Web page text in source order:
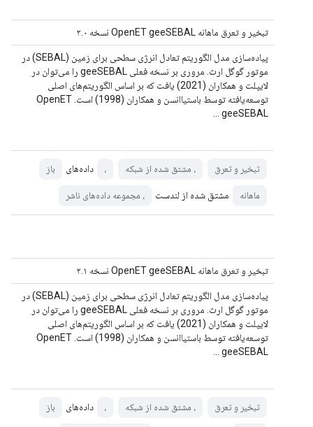
تبخیر و تعرق ماهانه OpenET geeSEBAL نسخه ۲.۰
پیاده‌سازی مدل الگوریتم تعادل انرژی سطحی برای زمین (SEBAL) در
موتور گوگل ارث. مروری بر نسخه فعلی geeSEBAL را می‌توان در
لایپلت و همکاران (2021) یافت که بر اساس الگوریتم‌های اصلی
توسعه‌یافته توسط باستیاانسن و همکاران (1998) است. OpenET
geeSEBAL ...
تبخیر و تعرق ، مشتق شده از شبکه ، داده‌های باز
ماهانه مشتق شده از لندست ، مجموعه داده‌های ناشر
تبخیر و تعرق ماهانه OpenET geeSEBAL نسخه ۲.۱
پیاده‌سازی مدل الگوریتم تعادل انرژی سطحی برای زمین (SEBAL) در
موتور گوگل ارث. مروری بر نسخه فعلی geeSEBAL را می‌توان در
لایپلت و همکاران (2021) یافت که بر اساس الگوریتم‌های اصلی
توسعه‌یافته توسط باستیاانسن و همکاران (1998) است. OpenET
geeSEBAL ...
تبخیر و تعرق ، مشتق شده از شبکه ، داده‌های باز